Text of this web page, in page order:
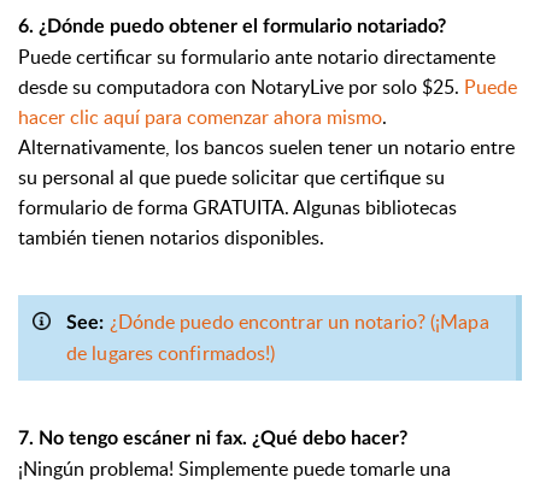
6. ¿Dónde puedo obtener el formulario notariado?
Puede certificar su formulario ante notario directamente
desde su computadora con NotaryLive por solo $25. Puede
hacer clic aquí para comenzar ahora mismo.
Alternativamente, los bancos suelen tener un notario entre
su personal al que puede solicitar que certifique su
formulario de forma GRATUITA. Algunas bibliotecas
también tienen notarios disponibles.
See: ¿Dónde puedo encontrar un notario? (¡Mapa
de lugares confirmados!)
7. No tengo escáner ni fax. ¿Qué debo hacer?
¡Ningún problema! Simplemente puede tomarle una